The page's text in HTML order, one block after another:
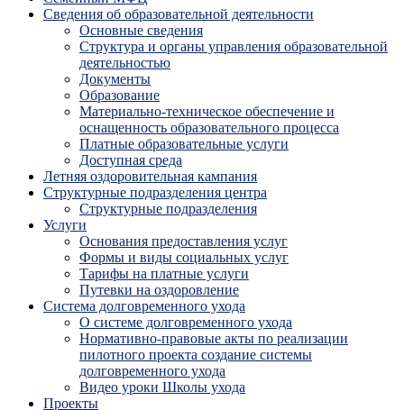
Сведения об образовательной деятельности
Основные сведения
Структура и органы управления образовательной
деятельностью
Документы
Образование
Материально-техническое обеспечение и
оснащенность образовательного процесса
Платные образовательные услуги
Доступная среда
Летняя оздоровительная кампания
Структурные подразделения центра
Структурные подразделения
Услуги
Основания предоставления услуг
Формы и виды социальных услуг
Тарифы на платные услуги
Путевки на оздоровление
Система долговременного ухода
О системе долговременного ухода
Нормативно-правовые акты по реализации
пилотного проекта создание системы
долговременного ухода
Видео уроки Школы ухода
Проекты